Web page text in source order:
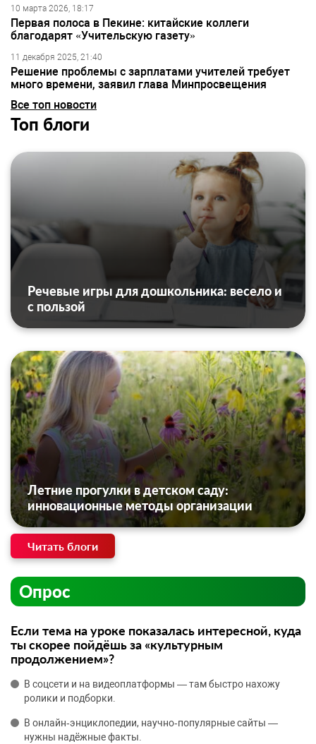
10 марта 2026, 18:17
Первая полоса в Пекине: китайские коллеги
благодарят «Учительскую газету»
11 декабря 2025, 21:40
Решение проблемы с зарплатами учителей требует
много времени, заявил глава Минпросвещения
Все топ новости
Топ блоги
Речевые игры для дошкольника: весело и
с пользой
Летние прогулки в детском саду:
инновационные методы организации
Читать блоги
Опрос
Если тема на уроке показалась интересной, куда
ты скорее пойдёшь за «культурным
продолжением»?
В соцсети и на видеоплатформы — там быстро нахожу
ролики и подборки.
В онлайн‑энциклопедии, научно‑популярные сайты —
нужны надёжные факты.